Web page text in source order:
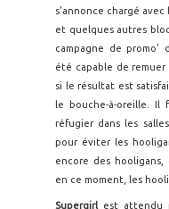
s'annonce chargé
et quelques autres
campagne de promo'
été capable de
si le résultat est
le bouche-à-oreille.
réfugier dans les
pour éviter les
encore des hooligans,
en ce moment, les
Supergirl est attendu